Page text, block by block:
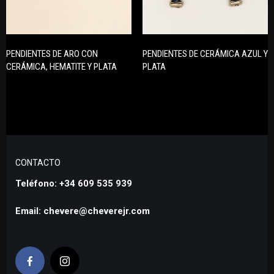
PENDIENTES DE ARO CON
CERÁMICA, HEMATITE Y PLATA
PENDIENTES DE CERÁMICA AZUL Y
PLATA
CONTACTO
Teléfono: +34 609 535 939
Email: chevere@cheverejr.com